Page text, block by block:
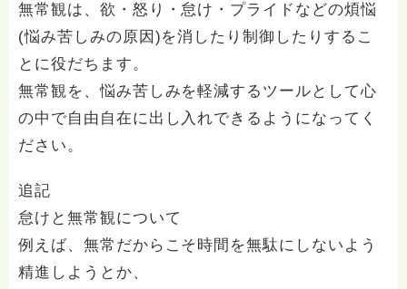
無常観は、欲・怒り・怠け・プライドなどの煩悩
(悩み苦しみの原因)を消したり制御したりするこ
とに役だちます。
無常観を、悩み苦しみを軽減するツールとして心
の中で自由自在に出し入れできるようになってく
ださい。
追記
怠けと無常観について
例えば、無常だからこそ時間を無駄にしないよう
精進しようとか、